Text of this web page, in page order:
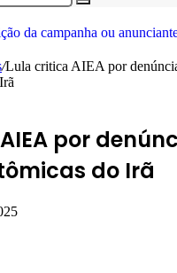
Procurar
/Lula critica AIEA por
por
do Irã